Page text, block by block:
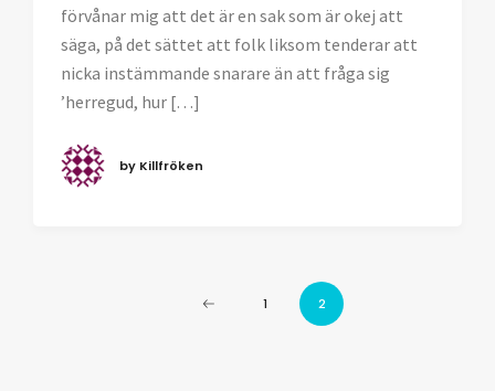
förvånar mig att det är en sak som är okej att
säga, på det sättet att folk liksom tenderar att
nicka instämmande snarare än att fråga sig
’herregud, hur […]
by Killfröken
1 2